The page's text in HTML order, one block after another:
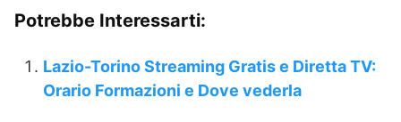
Potrebbe Interessarti:
Lazio-Torino Streaming Gratis e Diretta TV:
Orario Formazioni e Dove vederla